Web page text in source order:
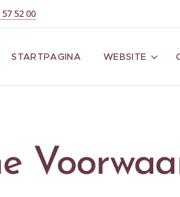
52 00
STARTPAGINA WEBSITE